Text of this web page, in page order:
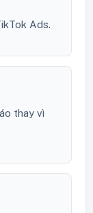
Ads.
thay vì